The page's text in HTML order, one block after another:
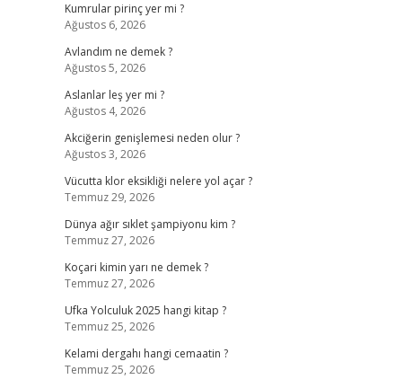
Kumrular pirinç yer mi ?
Ağustos 6, 2026
Avlandım ne demek ?
Ağustos 5, 2026
Aslanlar leş yer mi ?
Ağustos 4, 2026
Akciğerin genişlemesi neden olur ?
Ağustos 3, 2026
Vücutta klor eksikliği nelere yol açar ?
Temmuz 29, 2026
Dünya ağır sıklet şampiyonu kim ?
Temmuz 27, 2026
Koçari kimin yarı ne demek ?
Temmuz 27, 2026
Ufka Yolculuk 2025 hangi kitap ?
Temmuz 25, 2026
Kelami dergahı hangi cemaatin ?
Temmuz 25, 2026